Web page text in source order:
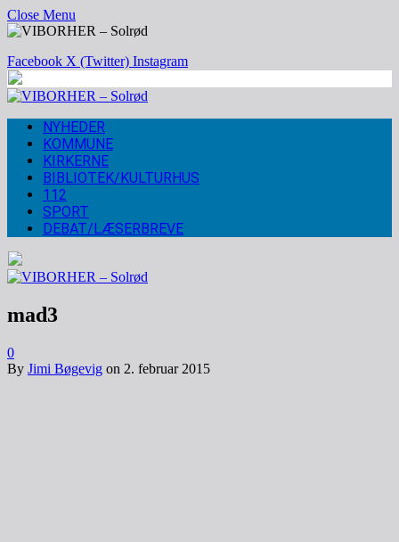
Close Menu
Facebook X (Twitter) Instagram
NYHEDER
KOMMUNE
KIRKERNE
BIBLIOTEK/KULTURHUS
112
SPORT
DEBAT/LÆSERBREVE
mad3
0
By Jimi Bøgevig on 2. februar 2015